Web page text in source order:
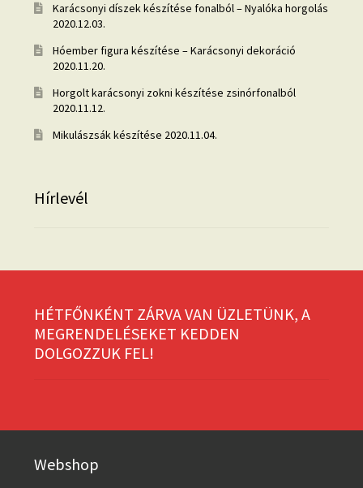
Karácsonyi díszek készítése fonalból – Nyalóka horgolás
2020.12.03.
Hóember figura készítése – Karácsonyi dekoráció
2020.11.20.
Horgolt karácsonyi zokni készítése zsinórfonalból
2020.11.12.
Mikulászsák készítése 2020.11.04.
Hírlevél
HÉTFŐNKÉNT ZÁRVA VAN ÜZLETÜNK, A
MEGRENDELÉSEKET KEDDEN
DOLGOZZUK FEL!
Webshop